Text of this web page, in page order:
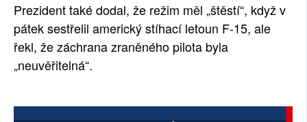
Prezident také dodal, že režim měl „štěstí“, když v
pátek sestřelil americký stíhací letoun F-15, ale
řekl, že záchrana zraněného pilota byla
„neuvěřitelná“.